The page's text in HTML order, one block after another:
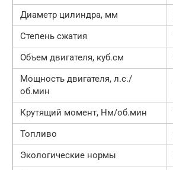
Диаметр цилиндра, мм
Степень сжатия
Объем двигателя, куб.см
Мощность двигателя, л.с./
об.мин
Крутящий момент, Нм/об.мин
Топливо
Экологические нормы